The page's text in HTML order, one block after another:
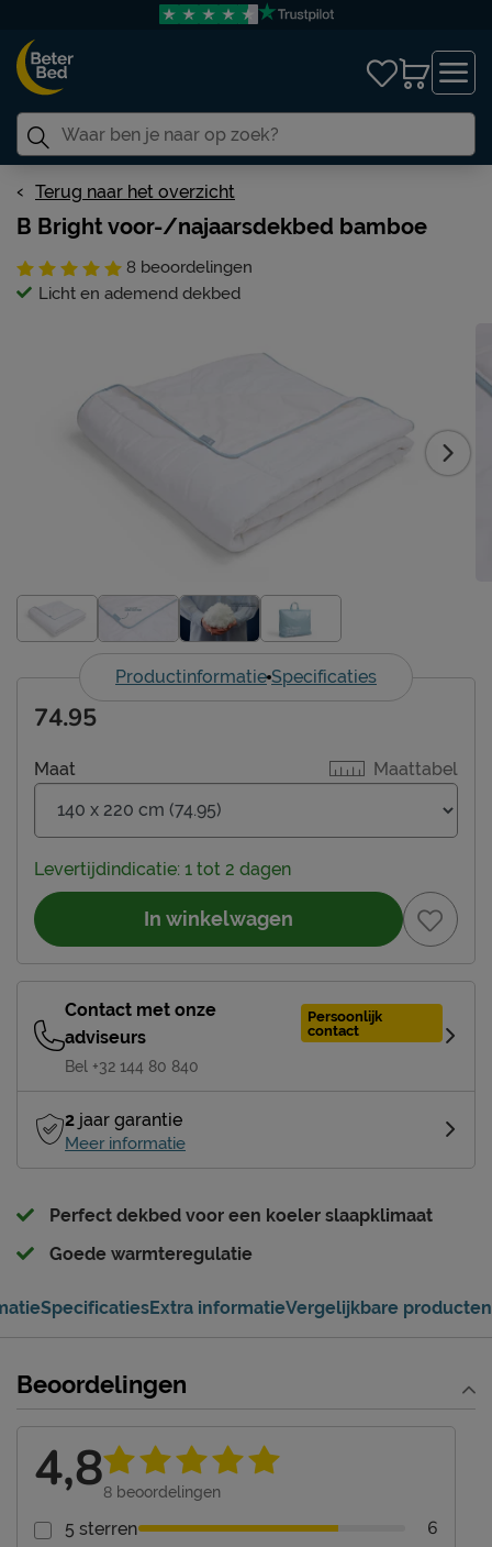
Terug naar het overzicht
B Bright voor-/najaarsdekbed bamboe
8 beoordelingen
Licht en ademend dekbed
Productinformatie Specificaties
Maattabel
Maat
74.95
Levertijdindicatie: 1 tot 2 dagen
In winkelwagen
Contact met onze
adviseurs
Persoonlijk
contact
Bel +32 144 80 840
2 jaar garantie
Meer informatie
Perfect dekbed voor een koeler slaapklimaat
Goede warmteregulatie
SpecificatiesExtra informatieVergelijkbare producten
Beoordelingen
4,88 beoordelingen
5 sterren 6